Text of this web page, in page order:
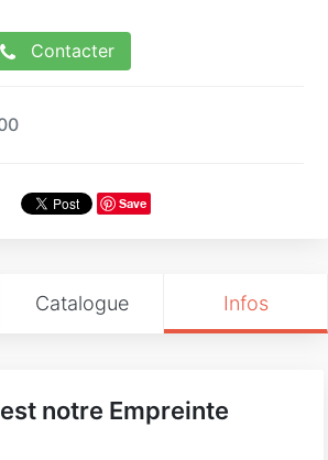
Contacter
Save
Catalogue Infos
notre Empreinte